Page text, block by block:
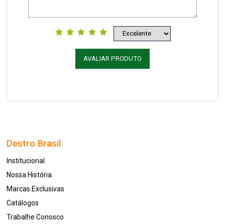
AVALIAR PRODUTO
Destro Brasil
Institucional
Nossa História
Marcas Exclusivas
Catálogos
Trabalhe Conosco